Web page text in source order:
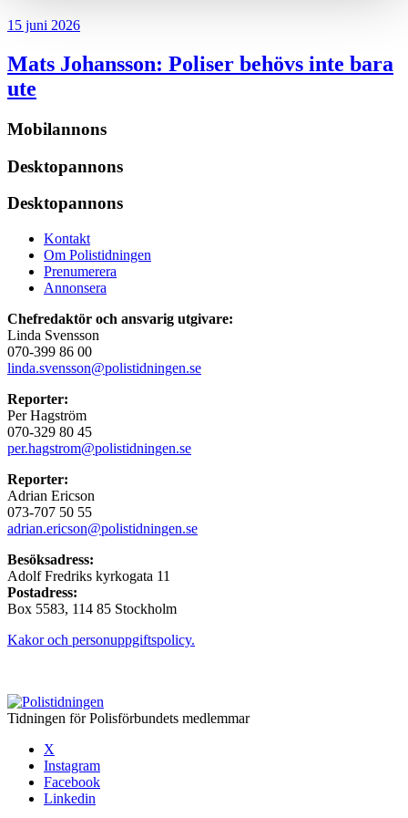
15 juni 2026
Mats Johansson: Poliser behövs inte bara
ute
Mobilannons
Desktopannons
Desktopannons
Kontakt
Om Polistidningen
Prenumerera
Annonsera
Chefredaktör och ansvarig utgivare:
Linda Svensson
070-399 86 00
linda.svensson@polistidningen.se
Reporter:
Per Hagström
070-329 80 45
per.hagstrom@polistidningen.se
Reporter:
Adrian Ericson
073-707 50 55
adrian.ericson@polistidningen.se
Besöksadress:
Adolf Fredriks kyrkogata 11
Postadress:
Box 5583, 114 85 Stockholm
Kakor och personuppgiftspolicy.
Tidningen för Polisförbundets medlemmar
X
Instagram
Facebook
Linkedin